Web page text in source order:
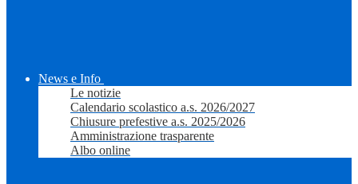
News e Info
Le notizie
Calendario scolastico a.s. 2026/2027
Chiusure prefestive a.s. 2025/2026
Amministrazione trasparente
Albo online